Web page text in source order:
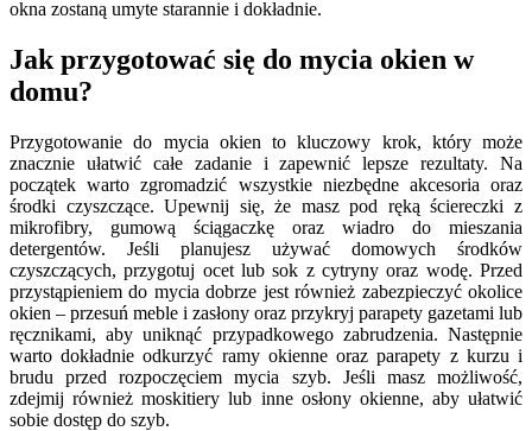
okna zostaną umyte starannie i dokładnie.
Jak przygotować się do mycia okien w
domu?
Przygotowanie do mycia okien to kluczowy krok, który może
znacznie ułatwić całe zadanie i zapewnić lepsze rezultaty. Na
początek warto zgromadzić wszystkie niezbędne akcesoria oraz
środki czyszczące. Upewnij się, że masz pod ręką ściereczki z
mikrofibry, gumową ściągaczkę oraz wiadro do mieszania
detergentów. Jeśli planujesz używać domowych środków
czyszczących, przygotuj ocet lub sok z cytryny oraz wodę. Przed
przystąpieniem do mycia dobrze jest również zabezpieczyć okolice
okien – przesuń meble i zasłony oraz przykryj parapety gazetami lub
ręcznikami, aby uniknąć przypadkowego zabrudzenia. Następnie
warto dokładnie odkurzyć ramy okienne oraz parapety z kurzu i
brudu przed rozpoczęciem mycia szyb. Jeśli masz możliwość,
zdejmij również moskitiery lub inne osłony okienne, aby ułatwić
sobie dostęp do szyb.